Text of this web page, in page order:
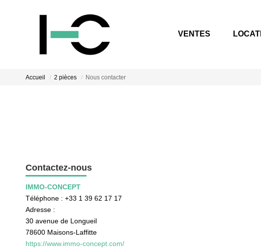
VENTES
Accueil 2 pièces Nous contacter
Contactez-nous
IMMO-CONCEPT
Téléphone : +33 1 39 62 17 17
Adresse :
30 avenue de Longueil
78600 Maisons-Laffitte
https://www.immo-concept.com/